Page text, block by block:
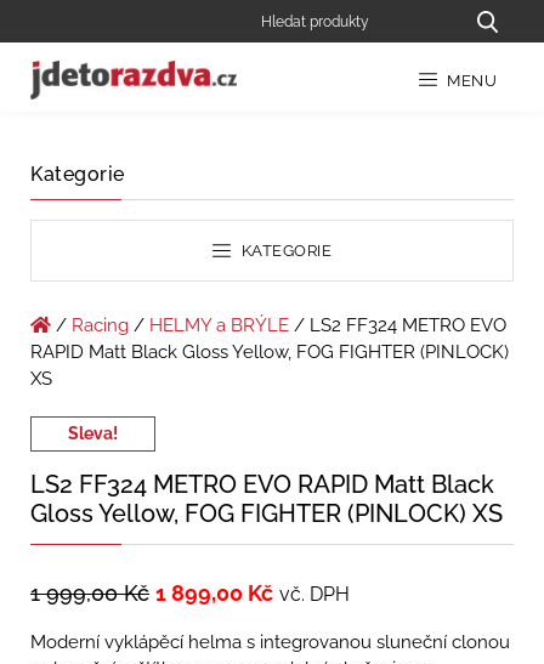
MENU
Kategorie
KATEGORIE
/ Racing / HELMY a BRÝLE / LS2 FF324 METRO EVO
RAPID Matt Black Gloss Yellow, FOG FIGHTER (PINLOCK)
XS
Sleva!
LS2 FF324 METRO EVO RAPID Matt Black
Gloss Yellow, FOG FIGHTER (PINLOCK) XS
1 999,00Kč 1 899,00 Kč vč. DPH
Moderní vyklápěcí helma s integrovanou sluneční clonou